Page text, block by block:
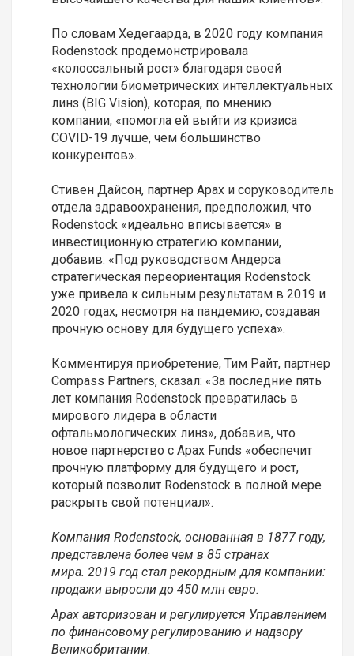
По словам Хедегаарда, в 2020 году компания
Rodenstock продемонстрировала
«колоссальный рост» благодаря своей
технологии биометрических интеллектуальных
линз (BIG Vision), которая, по мнению
компании, «помогла ей выйти из кризиса
COVID-19 лучше, чем большинство
конкурентов».
Стивен Дайсон, партнер Apax и соруководитель
отдела здравоохранения, предположил, что
Rodenstock «идеально вписывается» в
инвестиционную стратегию компании,
добавив: «Под руководством Андерса
стратегическая переориентация Rodenstock
уже привела к сильным результатам в 2019 и
2020 годах, несмотря на пандемию, создавая
прочную основу для будущего успеха».
Комментируя приобретение, Тим Райт, партнер
Compass Partners, сказал: «За последние пять
лет компания Rodenstock превратилась в
мирового лидера в области
офтальмологических линз», добавив, что
новое партнерство с Apax Funds «обеспечит
прочную платформу для будущего и рост,
который позволит Rodenstock в полной мере
раскрыть свой потенциал».
Компания Rodenstock, основанная в 1877 году,
представлена ​​более чем в 85 странах
мира. 2019 год стал рекордным для компании:
продажи выросли до 450 млн евро.
Apax авторизован и регулируется Управлением
по финансовому регулированию и надзору
Великобритании.